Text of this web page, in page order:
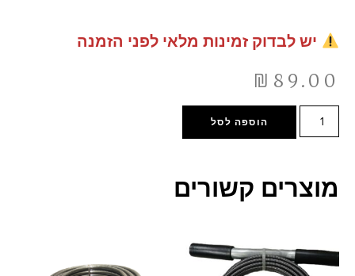
יש לבדוק זמינות מלאי לפני הזמנה
₪ 89.00
הוספה לסל
מוצרים קשורים